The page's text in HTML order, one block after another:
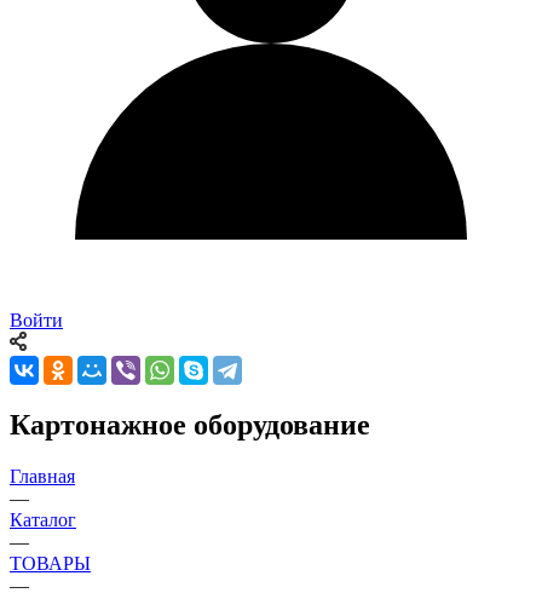
Войти
Картонажное оборудование
Главная
—
Каталог
—
ТОВАРЫ
—